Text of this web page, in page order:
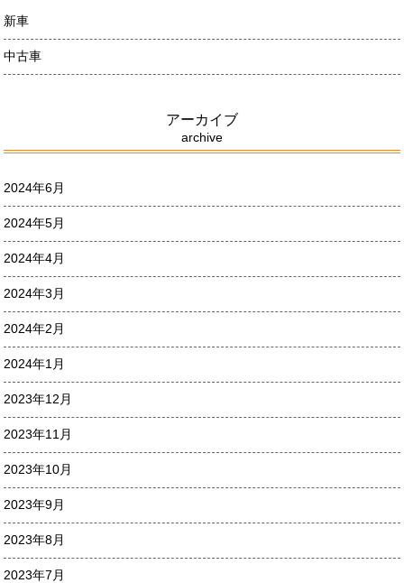
新車
中古車
アーカイブ
archive
2024年6月
2024年5月
2024年4月
2024年3月
2024年2月
2024年1月
2023年12月
2023年11月
2023年10月
2023年9月
2023年8月
2023年7月